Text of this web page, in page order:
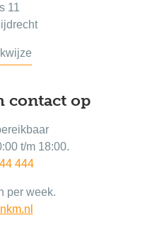
11
contact op
t/m 18:00.
444
per week.